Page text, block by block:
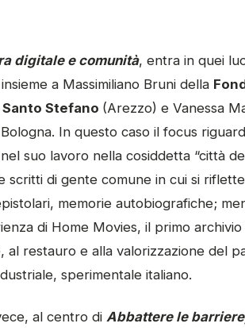
digitale e comunità, entra in quei
a Massimiliano Bruni della
Stefano (Arezzo) e Vanessa
In questo caso il focus
suo lavoro nella cosiddetta “città
scritti di gente comune in cui si
memorie autobiografiche;
di Home Movies, il primo
al restauro e alla valorizzazione del
sperimentale italiano.
al centro di Abbattere le